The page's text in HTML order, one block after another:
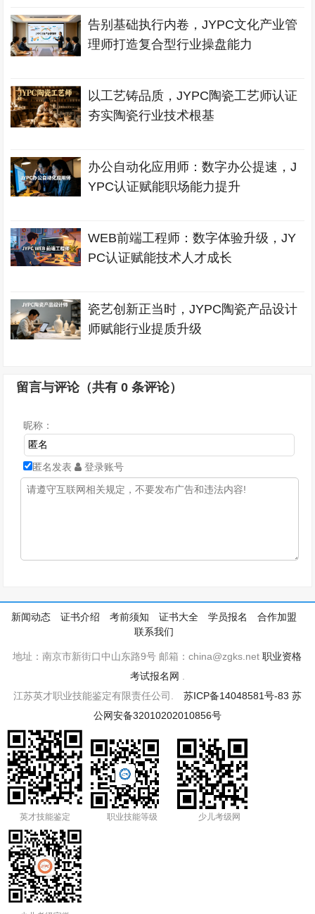
告别基础执行内卷，JYPC文化产业管
理师打造复合型行业操盘能力
以工艺铸品质，JYPC陶瓷工艺师认证
夯实陶瓷行业技术根基
办公自动化应用师：数字办公提速，J
YPC认证赋能职场能力提升
WEB前端工程师：数字体验升级，JY
PC认证赋能技术人才成长
瓷艺创新正当时，JYPC陶瓷产品设计
师赋能行业提质升级
留言与评论（共有0 条评论）
昵称：
匿名发表 登录账号
新闻动态 证书介绍 考前须知 证书大全 学员报名
合作加盟
联系我们
地址：南京市新街口中山东路9号 邮箱：china@zgks.net职业资格
考试报名网
江苏英才职业技能鉴定有限责任公司. 苏ICP备14048581号-83 苏
公网安备32010202010856号
英才技能鉴定 职业技能等级 少儿考级网